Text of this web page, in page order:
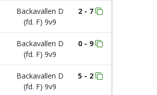
Backavallen D
(fd. F) 9v9
2 - 7
Backavallen D
(fd. F) 9v9
0 - 9
Backavallen D
(fd. F) 9v9
5 - 2